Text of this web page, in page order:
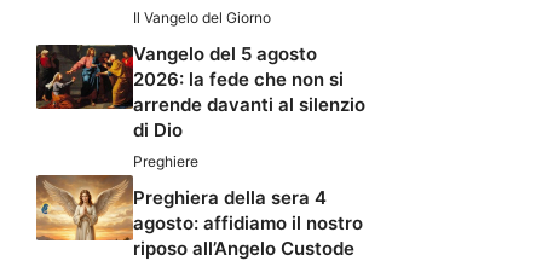
Il Vangelo del Giorno
Vangelo del 5 agosto
2026: la fede che non si
arrende davanti al silenzio
di Dio
Preghiere
Preghiera della sera 4
agosto: affidiamo il nostro
riposo all’Angelo Custode